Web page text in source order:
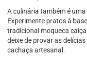
A culinária também é
Experimente pratos à
tradicional moqueca
deixe de provar as
cachaça artesanal.